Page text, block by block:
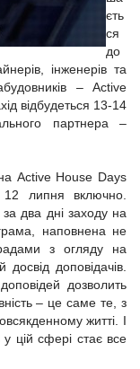
єть
ся
до
інженерів та
– Active
відбудеться 13-14
партнера –
Active House Days
липня включно.
за два дні заходу на
наповнена не
з огляду на
доповідачів.
дозволить
– це саме те, з
житті. І
у цій сфері стає все